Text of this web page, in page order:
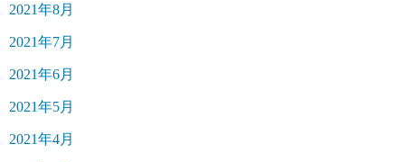
2021年8月
2021年7月
2021年6月
2021年5月
2021年4月